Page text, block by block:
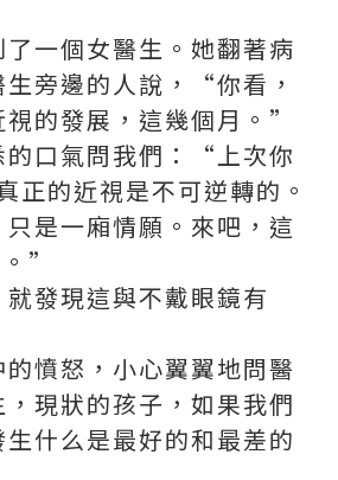
一個女醫生。她翻著病
旁邊的人說，“你看，
的發展，這幾個月。”
的口氣問我們：“上次你
正的近視是不可逆轉的。
是一廂情願。來吧，這
”
發現這與不戴眼鏡有
憤怒，小心翼翼地問醫
現狀的孩子，如果我們
什么是最好的和最差的